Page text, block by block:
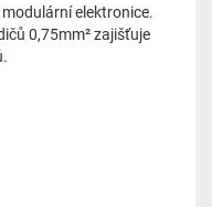
elektronice.
0,75mm² zajišťuje